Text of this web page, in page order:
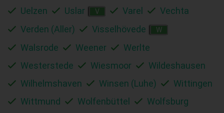
Uelzen Uslar V Varel
Vechta
Verden (Aller)
Visselhövede W
Walsrode Weener
Werlte
Westerstede
Wiesmoor
Wildeshausen
Wilhelmshaven
Winsen (Luhe)
Wittingen
Wittmund
Wolfenbüttel
Wolfsburg